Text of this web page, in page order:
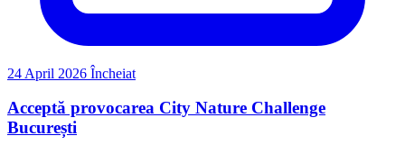
24 April 2026 Încheiat
Acceptă provocarea City Nature Challenge
București